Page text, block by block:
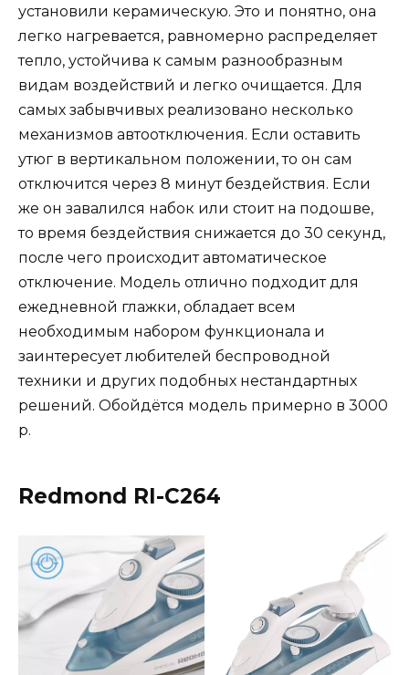
установили керамическую. Это и понятно, она
легко нагревается, равномерно распределяет
тепло, устойчива к самым разнообразным
видам воздействий и легко очищается. Для
самых забывчивых реализовано несколько
механизмов автоотключения. Если оставить
утюг в вертикальном положении, то он сам
отключится через 8 минут бездействия. Если
же он завалился набок или стоит на подошве,
то время бездействия снижается до 30 секунд,
после чего происходит автоматическое
отключение. Модель отлично подходит для
ежедневной глажки, обладает всем
необходимым набором функционала и
заинтересует любителей беспроводной
техники и других подобных нестандартных
решений. Обойдётся модель примерно в 3000
р.
Redmond RI-C264